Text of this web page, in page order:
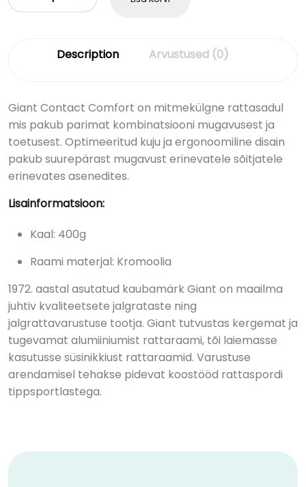
Description Arvustused (0)
Giant Contact Comfort on mitmekülgne rattasadul
mis pakub parimat kombinatsiooni mugavusest ja
toetusest. Optimeeritud kuju ja ergonoomiline disain
pakub suurepärast mugavust erinevatele sõitjatele
erinevates asenedites.
Lisainformatsioon:
Kaal: 400g
Raami materjal: Kromoolia
1972. aastal asutatud kaubamärk Giant on maailma
juhtiv kvaliteetsete jalgrataste ning
jalgrattavarustuse tootja. Giant tutvustas kergemat ja
tugevamat alumiiniumist rattaraami, tõi laiemasse
kasutusse süsinikkiust rattaraamid. Varustuse
arendamisel tehakse pidevat koostööd rattaspordi
tippsportlastega.